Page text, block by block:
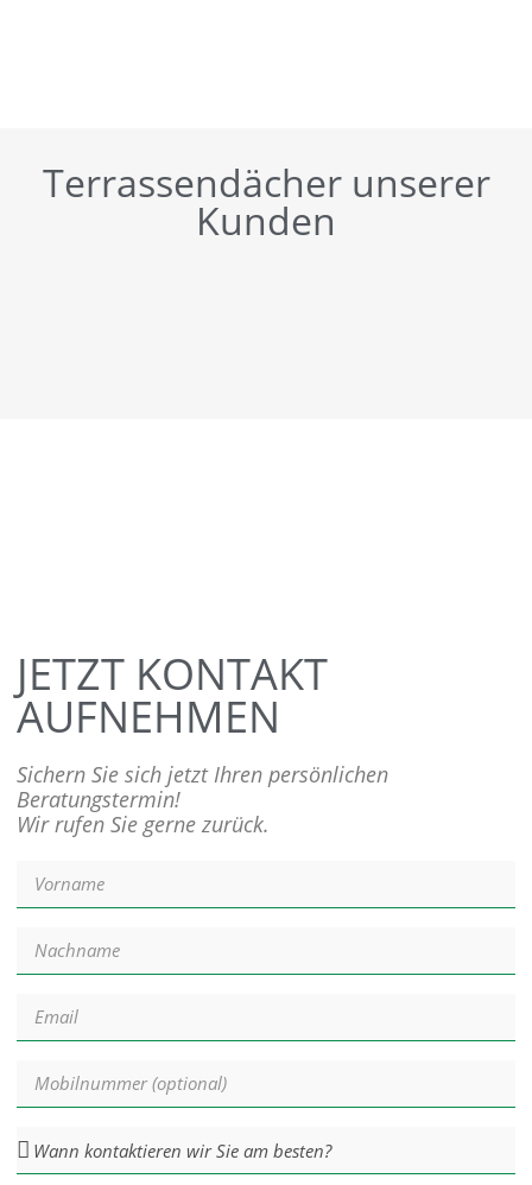
Terrassendächer unserer
Kunden
JETZT KONTAKT
AUFNEHMEN
Sichern Sie sich jetzt Ihren persönlichen
Beratungstermin!
Wir rufen Sie gerne zurück.